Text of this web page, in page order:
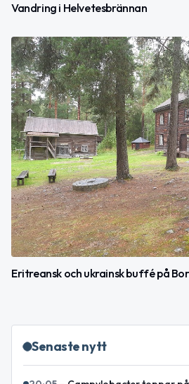
Vandring i Helvetesbrännan
Eritreansk och ukrainsk buffé på
Senaste nytt